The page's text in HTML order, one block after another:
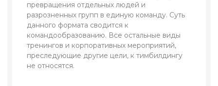
превращения отдельных людей и
разрозненных групп в единую команду. Суть
данного формата сводится к
командообразованию. Все остальные виды
тренингов и корпоративных мероприятий,
преследующие другие цели, к тимбилдингу
не относятся.